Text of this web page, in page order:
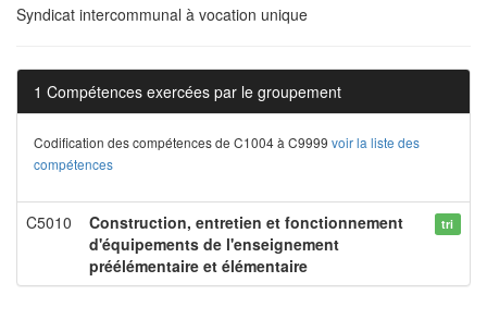
Syndicat intercommunal à vocation unique
1 Compétences exercées par le groupement
Codification des compétences de C1004 à C9999 voir la liste des
compétences
C5010
Construction, entretien et fonctionnement
d'équipements de l'enseignement
préélémentaire et élémentaire
tri